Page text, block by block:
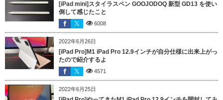
[iPad mini]スタイラスペン GOOJODOQ 新型 GD13 を使い
倒して感じたこと
6008
2022年6月26日
[iPad Pro]M1 iPad Pro 12.9インチが自分仕様に出来上がっ
たので紹介するよ
4571
2022年6月25日